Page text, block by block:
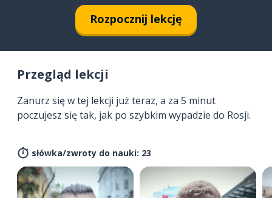
Rozpocznij lekcję
Przegląd lekcji
Zanurz się w tej lekcji już teraz, a za 5 minut
poczujesz się tak, jak po szybkim wypadzie do Rosji.
słówka/zwroty do nauki: 23